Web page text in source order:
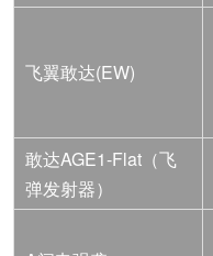
飞翼敢达(EW)
敢达AGE1-Flat（飞
弹发射器）